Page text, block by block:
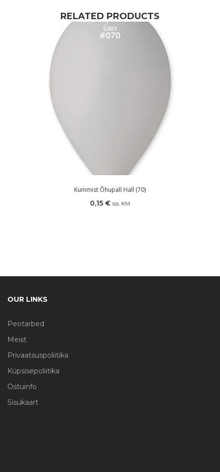
RELATED PRODUCTS
Kummist Õhupall Hall (70)
0,15 € sis. KM
OUR LINKS
Peotarbed
Meist
Privaatsuspoliitika
Küpsisepoliitika
Ostuinfo
Sisukaart